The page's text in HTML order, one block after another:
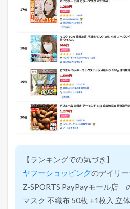
【ランキングでの気づき】
ヤフーショッピングのデイリ
Z-SPORTS PayPayモール店
マスク 不織布 50枚 +1枚入 立